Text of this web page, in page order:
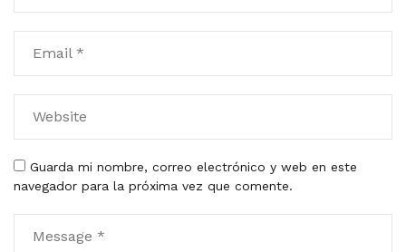
Guarda mi nombre, correo electrónico y web en este
navegador para la próxima vez que comente.